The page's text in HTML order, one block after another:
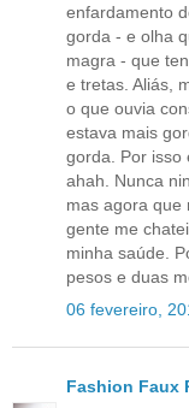
enfardamento
gorda - e olha
magra - que
e tretas. Aliás,
o que ouvia
estava mais
gorda. Por isso
ahah. Nunca
mas agora que
gente me
minha saúde.
pesos e duas
06 fevereiro,
Fashion Faux